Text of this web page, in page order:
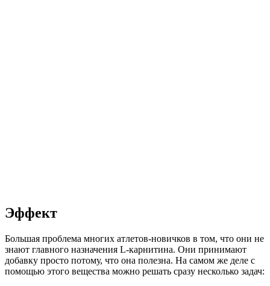
Эффект
Большая проблема многих атлетов-новичков в том, что они не
знают главного назначения L-карнитина. Они принимают
добавку просто потому, что она полезна. На самом же деле с
помощью этого вещества можно решать сразу несколько задач: